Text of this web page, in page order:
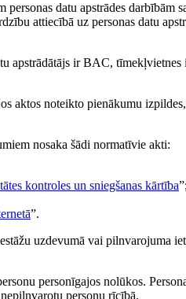
datu apstrādes darbībām
attiecībā uz personas datu
ir BAC,
aktos noteikto pienākumu
nosaka šādi normatīvie akti:
kontroles un sniegšanas kārtība
”.
uzdevumā vai pilnvarojuma
personīgajos nolūkos.
personu rīcībā.